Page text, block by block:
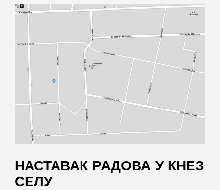
НАСТАВАК РАДОВА У КНЕЗ
СЕЛУ